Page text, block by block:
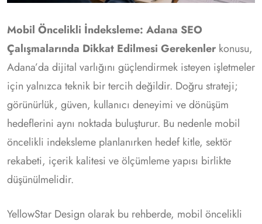
Mobil Öncelikli İndeksleme: Adana SEO
Çalışmalarında Dikkat Edilmesi Gerekenler konusu,
Adana’da dijital varlığını güçlendirmek isteyen işletmeler
için yalnızca teknik bir tercih değildir. Doğru strateji;
görünürlük, güven, kullanıcı deneyimi ve dönüşüm
hedeflerini aynı noktada buluşturur. Bu nedenle mobil
öncelikli indeksleme planlanırken hedef kitle, sektör
rekabeti, içerik kalitesi ve ölçümleme yapısı birlikte
düşünülmelidir.
YellowStar Design olarak bu rehberde, mobil öncelikli